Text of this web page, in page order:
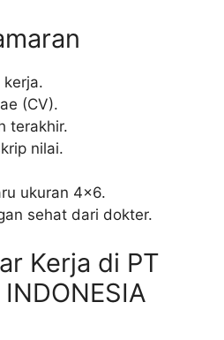
kerja.
(CV).
terakhir.
nilai.
ukuran 4×6.
sehat dari dokter.
Kerja di PT
INDONESIA